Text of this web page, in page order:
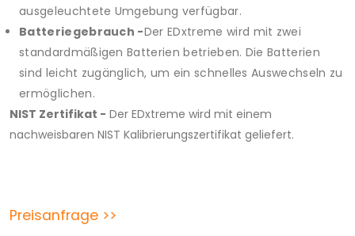
ausgeleuchtete Umgebung verfügbar.
Batteriegebrauch -Der EDxtreme wird mit zwei
standardmäßigen Batterien betrieben. Die Batterien
sind leicht zugänglich, um ein schnelles Auswechseln zu
ermöglichen.
NIST Zertifikat - Der EDxtreme wird mit einem
nachweisbaren NIST Kalibrierungszertifikat geliefert.
Preisanfrage >>